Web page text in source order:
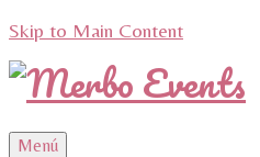
Skip to Main Content
Menú